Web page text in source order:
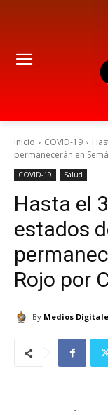
Inicio COVID-19
permanecerán en
COVID-19 Salud
Hasta el
estados
Rojo por
By Medios